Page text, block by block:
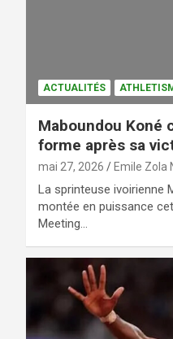
ACTUALITÉS
Maboundou Koné
forme après sa
mai 27, 2026 Emile Zola
La sprinteuse ivoirienne
montée en puissance
Meeting…